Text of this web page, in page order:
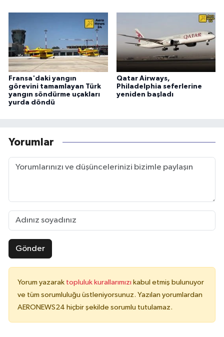
Fransa'daki yangın
görevini tamamlayan Türk
yangın söndürme uçakları
yurda döndü
Qatar Airways,
Philadelphia seferlerine
yeniden başladı
Yorumlar
Gönder
Yorum yazarak topluluk kurallarımızı kabul etmiş bulunuyor
ve tüm sorumluluğu üstleniyorsunuz. Yazılan yorumlardan
AERONEWS24 hiçbir şekilde sorumlu tutulamaz.